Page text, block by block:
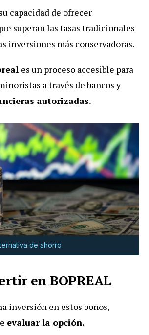
capacidad de ofrecer
superan las tasas tradicionales
inversiones más conservadoras.
es un proceso accesible para
a través de bancos y
autorizadas.
de ahorro
en BOPREAL
inversión en estos bonos,
evaluar la opción.